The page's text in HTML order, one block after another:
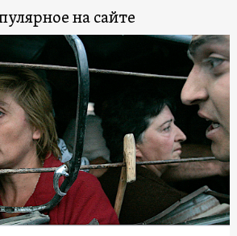
на сайте